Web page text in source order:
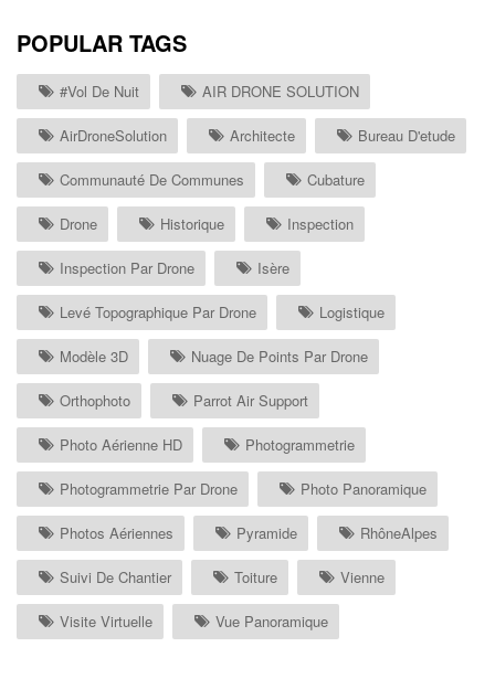
POPULAR TAGS
#vol De Nuit AIR DRONE SOLUTION
AirDroneSolution Architecte Bureau D'etude
Communauté De Communes Cubature
Drone Historique Inspection
Inspection Par Drone Isère
Levé Topographique Par Drone Logistique
Modèle 3D Nuage De Points Par Drone
Orthophoto Parrot Air Support
Photo Aérienne HD Photogrammetrie
Photogrammetrie Par Drone Photo Panoramique
Photos Aériennes Pyramide RhôneAlpes
Suivi De Chantier Toiture Vienne
Visite Virtuelle Vue Panoramique